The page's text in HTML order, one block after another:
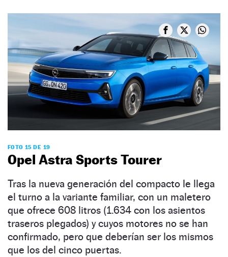
FOTO 15 DE 19
Opel Astra Sports Tourer
Tras la nueva generación del compacto le llega
el turno a la variante familiar, con un maletero
que ofrece 608 litros (1.634 con los asientos
traseros plegados) y cuyos motores no se han
confirmado, pero que deberían ser los mismos
que los del cinco puertas.